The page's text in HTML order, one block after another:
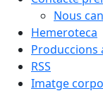
Nous
Hemeroteca
Produccions
RSS
Imatge